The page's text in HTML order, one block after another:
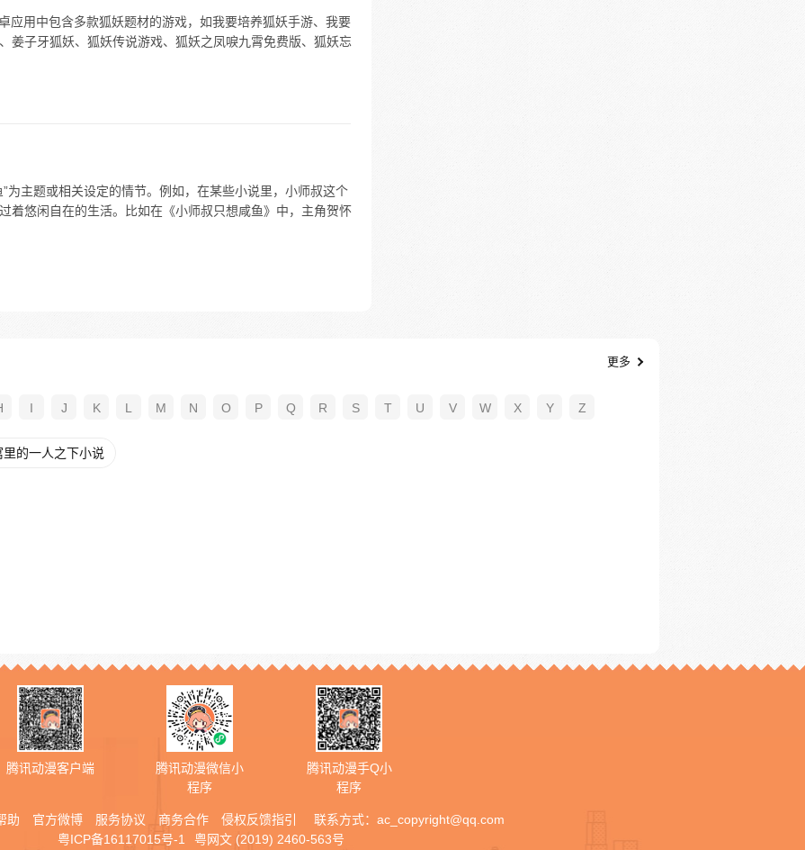
应用中包含多款狐妖题材的游戏，如我要培养狐妖手游、我要
姜子牙狐妖、狐妖传说游戏、狐妖之凤唳九霄免费版、狐妖忘
为主题或相关设定的情节。例如，在某些小说里，小师叔这个
着悠闲自在的生活。比如在《小师叔只想咸鱼》中，主角贺怀
更多
I J K L M N O P Q R S T U V W X Y Z
里的一人之下小说
腾讯动漫客户端
腾讯动漫微信小
程序
腾讯动漫手Q小
程序
助 官方微博 服务协议 商务合作 侵权反馈指引 联系方式： ac_copyright@qq.com
粤ICP备16117015号-1
粤网文 (2019) 2460-563号